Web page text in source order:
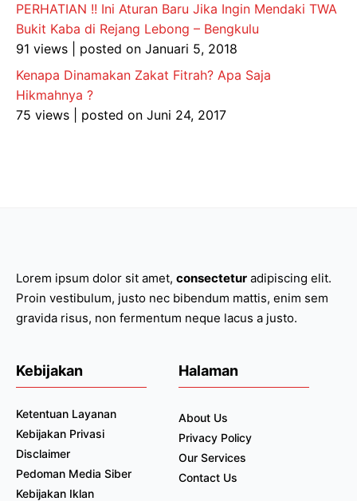
PERHATIAN !! Ini Aturan Baru Jika Ingin Mendaki TWA
Bukit Kaba di Rejang Lebong – Bengkulu
91 views
posted on Januari 5, 2018
Kenapa Dinamakan Zakat Fitrah? Apa Saja
Hikmahnya ?
75 views
posted on Juni 24, 2017
Lorem ipsum dolor sit amet, consectetur adipiscing elit.
Proin vestibulum, justo nec bibendum mattis, enim sem
gravida risus, non fermentum neque lacus a justo.
Kebijakan
Ketentuan Layanan
Kebijakan Privasi
Disclaimer
Pedoman Media Siber
Kebijakan Iklan
Halaman
About Us
Privacy Policy
Our Services
Contact Us